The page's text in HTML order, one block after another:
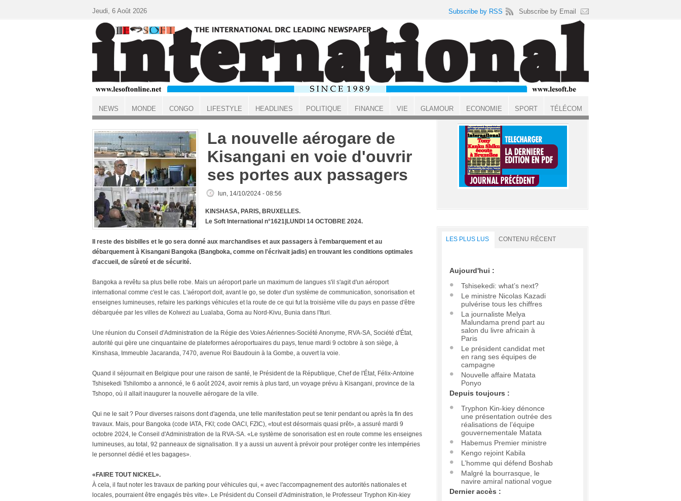
ACCUEIL
La nouvelle aérogare de
Kisangani en voie d'ouvrir
ses portes aux passagers
lun, 14/10/2024 - 08:56
KINSHASA, PARIS, BRUXELLES.
Le Soft International n°1621|LUNDI 14 OCTOBRE 2024.
Il reste des bisbilles et le go sera donné aux marchandises et aux passagers à l'embarquement et au
débarquement à Kisangani Bangoka (Bangboka, comme on l'écrivait jadis) en trouvant les conditions optimales
d'accueil, de sûreté et de sécurité.
Bangoka a revêtu sa plus belle robe. Mais un aéroport parle un maximum de langues s'il s'agit d'un aéroport
international comme c'est le cas. L'aéroport doit, avant le go, se doter d'un système de communication, sonorisation et
enseignes lumineuses, refaire les parkings véhicules et la route de ce qui fut la troisième ville du pays en passe d'être
débarquée par les villes de Kolwezi au Lualaba, Goma au Nord-Kivu, Bunia dans l'Ituri.
Une réunion du Conseil d'Administration de la Régie des Voies Aériennes-Société Anonyme, RVA-SA, Société d'État,
autorité qui gère une cinquantaine de plateformes aéroportuaires du pays, tenue mardi 9 octobre à son siège, à
Kinshasa, Immeuble Jacaranda, 7470, avenue Roi Baudouin à la Gombe, a ouvert la voie.
Quand il séjournait en Belgique pour une raison de santé, le Président de la République, Chef de l'État, Félix-Antoine
Tshisekedi Tshilombo a annoncé, le 6 août 2024, avoir remis à plus tard, un voyage prévu à Kisangani, province de la
Tshopo, où il allait inaugurer la nouvelle aérogare de la ville.
Qui ne le sait ? Pour diverses raisons dont d'agenda, une telle manifestation peut se tenir pendant ou après la fin des
travaux. Mais, pour Bangoka (code IATA, FKI; code OACI, FZIC), «tout est désormais quasi prêt», a assuré mardi 9
octobre 2024, le Conseil d'Administration de la RVA-SA. «Le système de sonorisation est en route comme les enseignes
lumineuses, au total, 92 panneaux de signalisation. Il y a aussi un auvent à prévoir pour protéger contre les intempéries
le personnel dédié et les bagages».
«FAIRE TOUT NICKEL».
À cela, il faut noter les travaux de parking pour véhicules qui, « avec l'accompagnement des autorités nationales et
locales, pourraient être engagés très vite». Le Président du Conseil d'Administration, le Professeur Tryphon Kin-kiey
LES PLUS LUS CONTENU RÉCENT
Aujourd'hui :
Tshisekedi: what’s next?
Le ministre Nicolas Kazadi
pulvérise tous les chiffres
La journaliste Melya
Malundama prend part au
salon du livre africain à
Paris
Le président candidat met
en rang ses équipes de
campagne
Nouvelle affaire Matata
Ponyo
Depuis toujours :
Tryphon Kin-kiey dénonce
une présentation outrée des
réalisations de l’équipe
gouvernementale Matata
Habemus Premier ministre
Kengo rejoint Kabila
L’homme qui défend Boshab
Malgré la bourrasque, le
navire amiral national vogue
Dernier accès :
Jeudi, 6 Août 2026 Subscribe by RSS Subscribe by Email
NEWS MONDE CONGO LIFESTYLE HEADLINES POLITIQUE FINANCE VIE GLAMOUR ECONOMIE SPORT TÉLÉCOM